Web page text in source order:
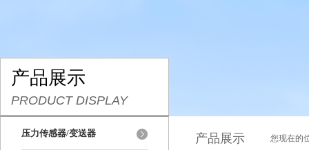
产品展示
PRODUCT DISPLAY
压力传感器/变送器 产品展示 您现在的